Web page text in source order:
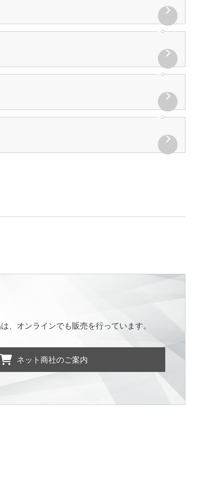
、オンラインでも販売を行っています。
ネット商社のご案内